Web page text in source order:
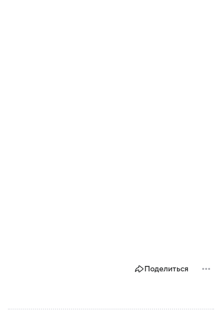
Поделиться